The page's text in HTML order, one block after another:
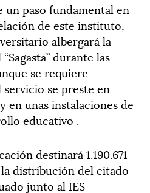
un paso fundamental en
de este instituto,
albergará la
durante las
se requiere
se preste en
en unas instalaciones de
educativo .
destinará 1.190.671
distribución del citado
junto al IES